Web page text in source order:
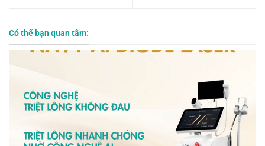
Có thể bạn quan tâm: